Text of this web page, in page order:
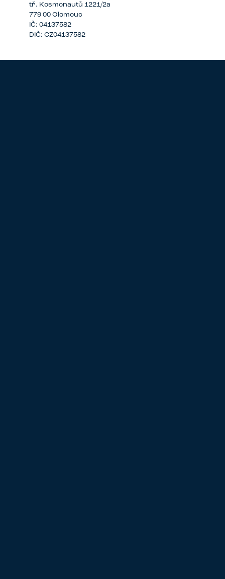
tř. Kosmonautů 1221/2a
779 00 Olomouc
IČ: 04137582
DIČ: CZ04137582